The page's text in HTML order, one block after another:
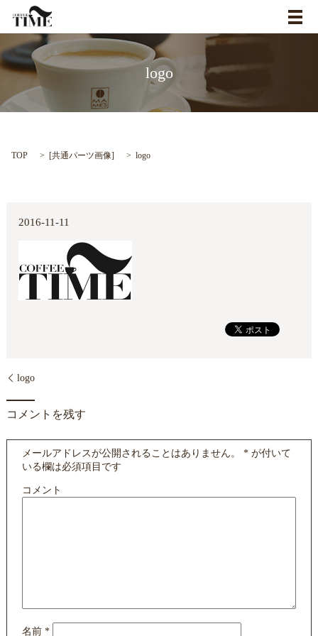
メ
logo
TOP [共通パーツ画像] logo
2016-11-11
logo
コメントを残す
メールアドレスが公開されることはありません。 * が付いて
いる欄は必須項目です
コメント
名前*